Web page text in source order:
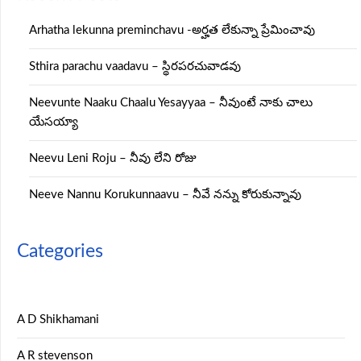
Arhatha lekunna preminchavu -అర్హత లేకున్నా ప్రేమించావు
Sthira parachu vaadavu – స్థిరపరచువాడవు
Neevunte Naaku Chaalu Yesayyaa – నీవుంటే నాకు చాలు
యేసయ్యా
Neevu Leni Roju – నీవు లేని రోజు
Neeve Nannu Korukunnaavu – నీవే నన్ను కోరుకున్నావు
Categories
A D Shikhamani
A R stevenson